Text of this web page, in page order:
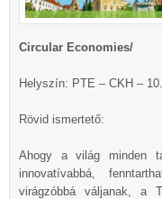
Circular Economies/
Helyszín: PTE – CKH –
Rövid ismertető:
Ahogy a világ minden
innovatívabbá,
virágzóbbá váljanak, a